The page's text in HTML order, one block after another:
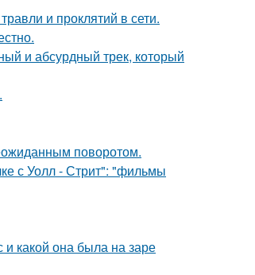
и проклятий в сети.
и абсурдный трек, который
поворотом.
с Уолл - Стрит": "фильмы
и какой она была на заре